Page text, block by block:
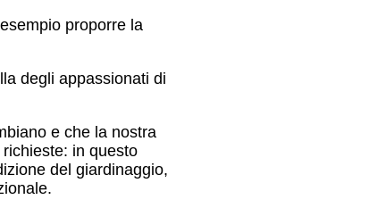
proporre la
degli appassionati di
e che la nostra
in questo
del giardinaggio,